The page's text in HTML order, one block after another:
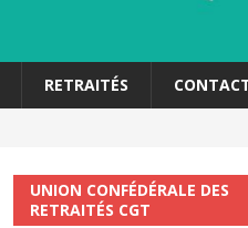
RETRAITÉS
UNION CONFÉDÉRALE DES
RETRAITÉS CGT